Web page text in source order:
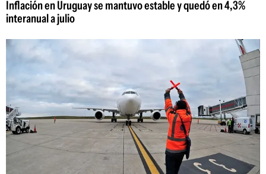
Inflación en Uruguay se mantuvo estable y quedó en 4,3%
interanual a julio